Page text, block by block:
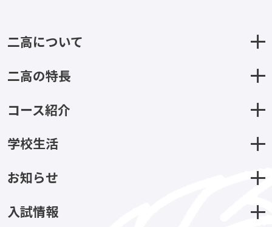
二高について
二高の特長
コース紹介
学校生活
お知らせ
入試情報